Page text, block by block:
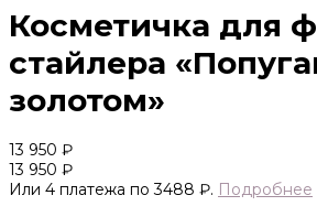
Косметичка для
стайлера
золотом»
13 950 ₽
13 950 ₽
Или 4 платежа по 3488 ₽. Подробнее